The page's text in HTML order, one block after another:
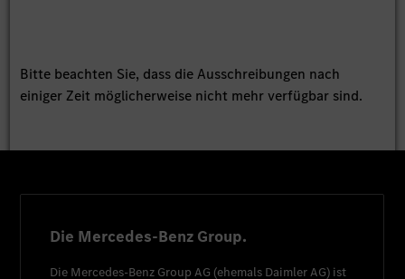
Bitte beachten Sie, dass die Ausschreibungen nach
einiger Zeit möglicherweise nicht mehr verfügbar sind.
Die Mercedes-Benz Group.
Die Mercedes-Benz Group AG (ehemals Daimler AG) ist